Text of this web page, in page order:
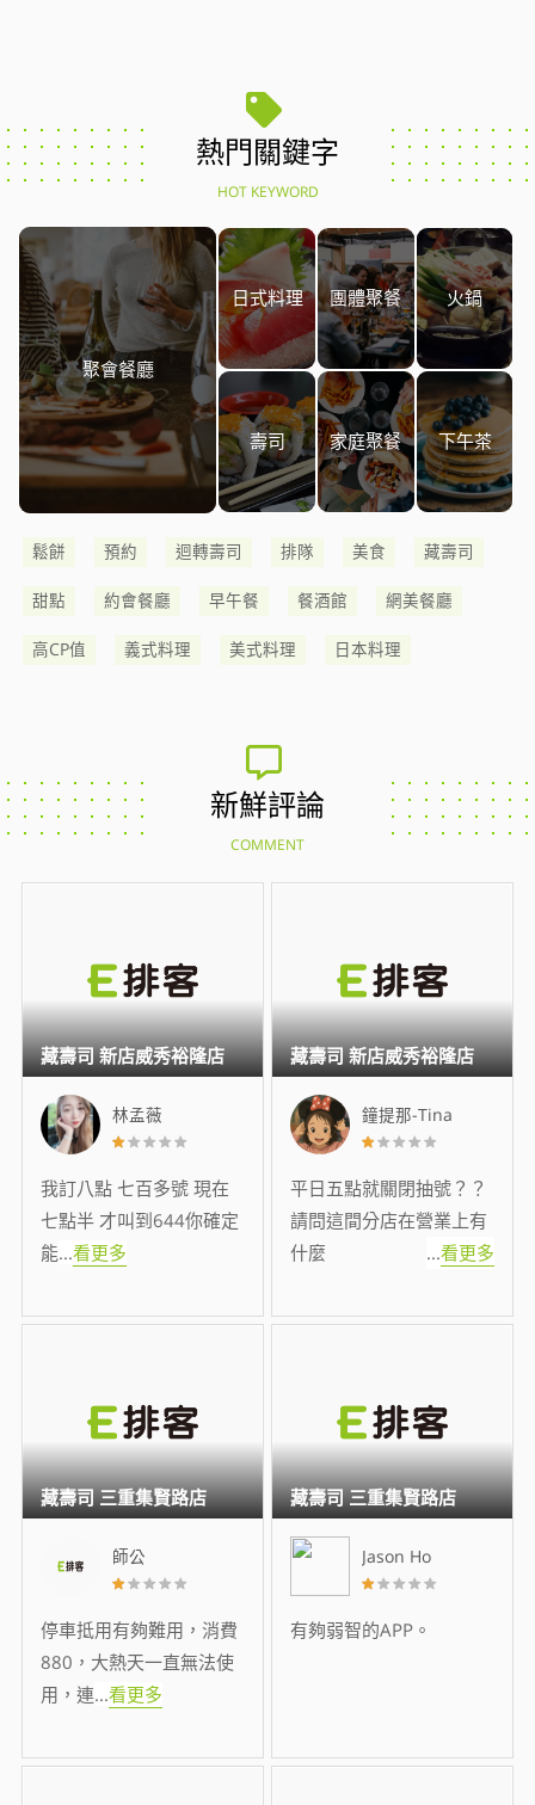
熱門關鍵字
HOT KEYWORD
聚會餐廳
日式料理 團體聚餐 火鍋
壽司 家庭聚餐 下午茶
鬆餅 預約 迴轉壽司 排隊 美食 藏壽司
甜點 約會餐廳 早午餐 餐酒館 網美餐廳
高CP值 義式料理 美式料理 日本料理
新鮮評論
COMMENT
林孟薇
我訂八點 七百多號 現在
七點半 才叫到644你確定
能...看更多
藏壽司 新店威秀裕隆店
鐘提那-Tina
平日五點就關閉抽號？？
請問這間分店在營業上有
什麼
...看更多
藏壽司 新店威秀裕隆店
師公
停車抵用有夠難用，消費
880，大熱天一直無法使
用，連...看更多
藏壽司 三重集賢路店
Jason Ho
有夠弱智的APP。
藏壽司 三重集賢路店